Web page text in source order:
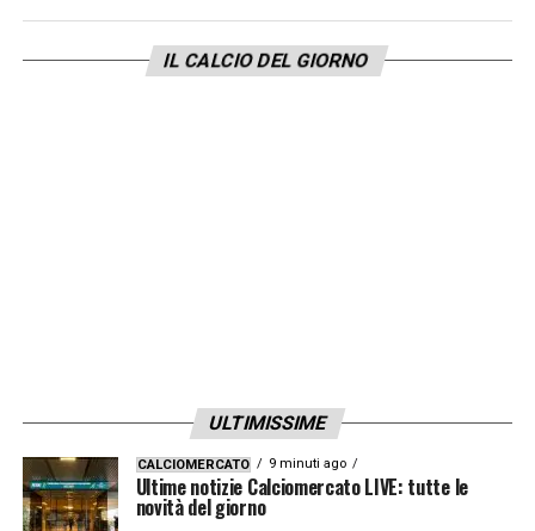
IL CALCIO DEL GIORNO
ULTIMISSIME
CALCIOMERCATO 9 minuti ago
Ultime notizie Calciomercato LIVE: tutte le
novità del giorno